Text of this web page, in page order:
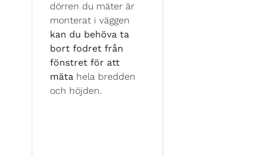
dörren du mäter är
monterat i väggen
kan du behöva ta
bort fodret från
fönstret för att
mäta hela bredden
och höjden.